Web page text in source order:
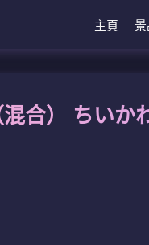
主頁
合） ちいか